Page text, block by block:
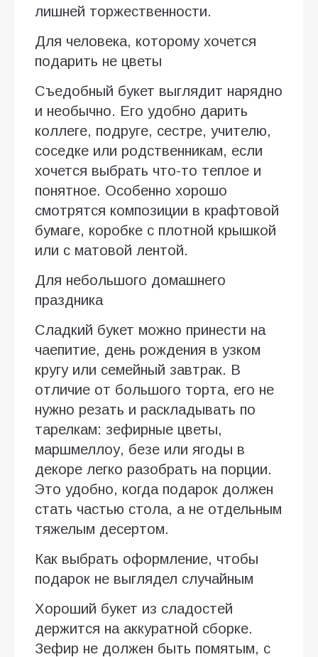
лишней торжественности.
Для человека, которому хочется
подарить не цветы
Съедобный букет выглядит нарядно
и необычно. Его удобно дарить
коллеге, подруге, сестре, учителю,
соседке или родственникам, если
хочется выбрать что-то теплое и
понятное. Особенно хорошо
смотрятся композиции в крафтовой
бумаге, коробке с плотной крышкой
или с матовой лентой.
Для небольшого домашнего
праздника
Сладкий букет можно принести на
чаепитие, день рождения в узком
кругу или семейный завтрак. В
отличие от большого торта, его не
нужно резать и раскладывать по
тарелкам: зефирные цветы,
маршмеллоу, безе или ягоды в
декоре легко разобрать на порции.
Это удобно, когда подарок должен
стать частью стола, а не отдельным
тяжелым десертом.
Как выбрать оформление, чтобы
подарок не выглядел случайным
Хороший букет из сладостей
держится на аккуратной сборке.
Зефир не должен быть помятым, с